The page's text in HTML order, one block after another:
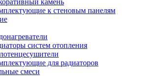
камень
к стеновым панелям
систем отопления
для радиаторов
смеси